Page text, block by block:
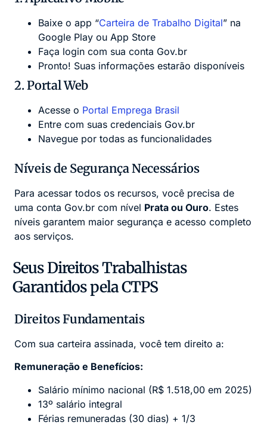
Baixe o app “Carteira de Trabalho Digital” na
Google Play ou App Store
Faça login com sua conta Gov.br
Pronto! Suas informações estarão disponíveis
2. Portal Web
Acesse o Portal Emprega Brasil
Entre com suas credenciais Gov.br
Navegue por todas as funcionalidades
Níveis de Segurança Necessários
Para acessar todos os recursos, você precisa de
uma conta Gov.br com nível Prata ou Ouro. Estes
níveis garantem maior segurança e acesso completo
aos serviços.
Seus Direitos Trabalhistas
Garantidos pela CTPS
Direitos Fundamentais
Com sua carteira assinada, você tem direito a:
Remuneração e Benefícios:
Salário mínimo nacional (R$ 1.518,00 em 2025)
13º salário integral
Férias remuneradas (30 dias) + 1/3